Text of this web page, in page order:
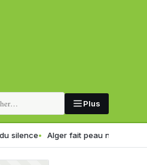
Plus
Alger fait peau neuve : la capitale